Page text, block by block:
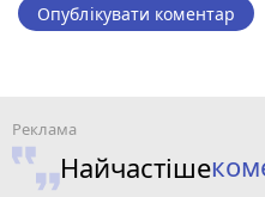
Опублікувати коментар
Найчастіше